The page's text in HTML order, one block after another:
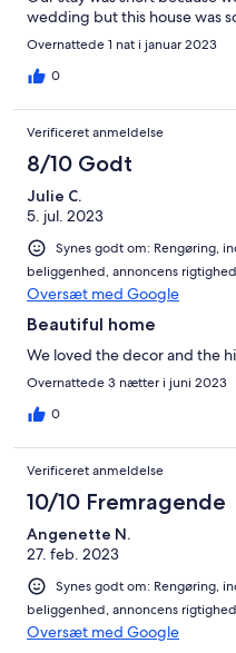
wedding but this house was
Overnattede 1 nat i januar 2023
0
Verificeret anmeldelse
8/10 Godt
Julie C.
5. jul. 2023
Synes godt om: Rengøring,
beliggenhed, annoncens rigtighed
Oversæt med Google
Beautiful home
We loved the decor and the
Overnattede 3 nætter i juni 2023
0
Verificeret anmeldelse
10/10 Fremragende
Angenette N.
27. feb. 2023
Synes godt om: Rengøring,
beliggenhed, annoncens rigtighed
Oversæt med Google